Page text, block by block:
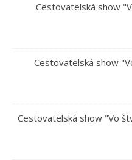
Cestovatelská show
Cestovatelská show
Cestovatelská show "Vo